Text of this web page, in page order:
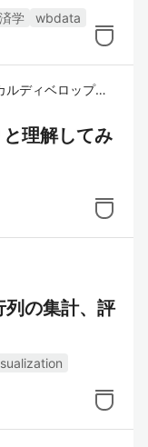
グ、並べ
単に行え
力な機能を
リファレ
の詳細
操作に関
pandasのソ
学
wbdata
トヨタテクニカルディベロップメント株式会社
理解してみ
列の集計、評